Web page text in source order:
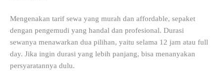
Mengenakan tarif sewa yang murah dan affordable, sepaket
dengan pengemudi yang handal dan profesional. Durasi
sewanya menawarkan dua pilihan, yaitu selama 12 jam atau full
day. Jika ingin durasi yang lebih panjang, bisa menanyakan
persyaratannya dulu.